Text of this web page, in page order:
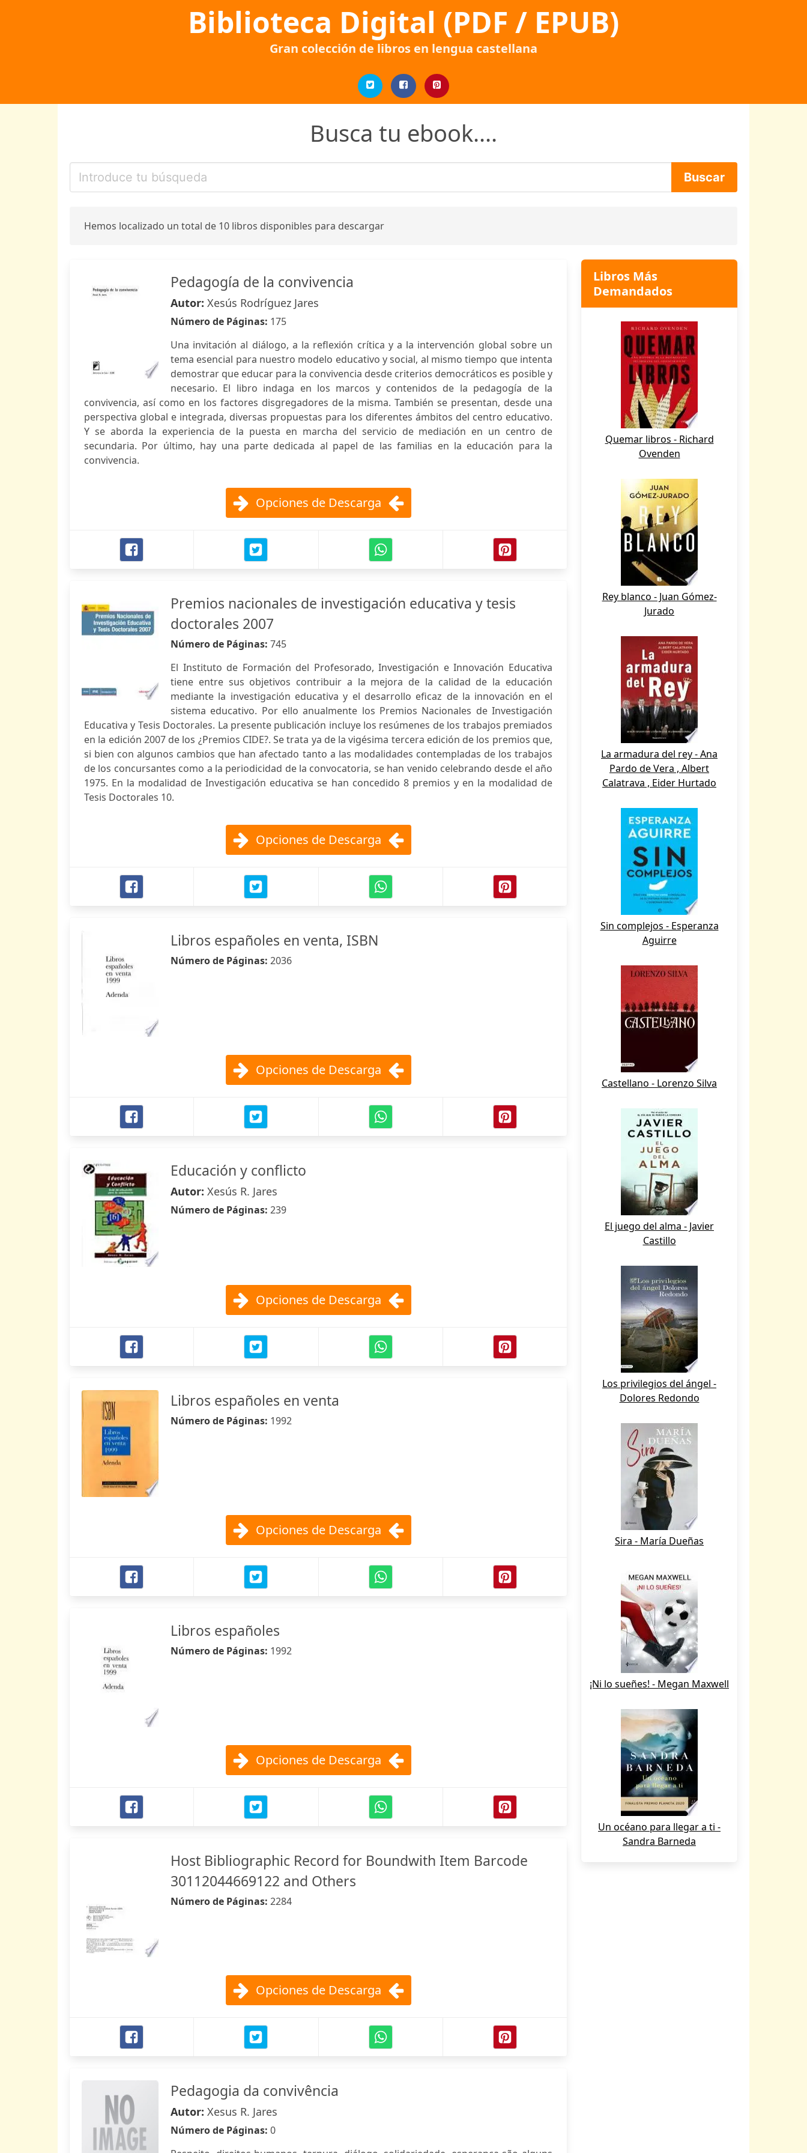
Biblioteca Digital (PDF / EPUB)
Gran colección de libros en lengua castellana
Busca tu ebook....
Hemos localizado un total de 10 libros disponibles para descargar
Pedagogía de la convivencia
Autor: Xesús Rodríguez Jares
Número de Páginas: 175
Una invitación al diálogo, a la reflexión crítica y a la intervención global sobre un
tema esencial para nuestro modelo educativo y social, al mismo tiempo que intenta
demostrar que educar para la convivencia desde criterios democráticos es posible y
necesario. El libro indaga en los marcos y contenidos de la pedagogía de la
convivencia, así como en los factores disgregadores de la misma. También se presentan, desde una
perspectiva global e integrada, diversas propuestas para los diferentes ámbitos del centro educativo.
Y se aborda la experiencia de la puesta en marcha del servicio de mediación en un centro de
secundaria. Por último, hay una parte dedicada al papel de las familias en la educación para la
convivencia.
Opciones de Descarga
Premios nacionales de investigación educativa y tesis
doctorales 2007
Número de Páginas: 745
El Instituto de Formación del Profesorado, Investigación e Innovación Educativa
tiene entre sus objetivos contribuir a la mejora de la calidad de la educación
mediante la investigación educativa y el desarrollo eficaz de la innovación en el
sistema educativo. Por ello anualmente los Premios Nacionales de Investigación
Educativa y Tesis Doctorales. La presente publicación incluye los resúmenes de los trabajos premiados
en la edición 2007 de los ¿Premios CIDE?. Se trata ya de la vigésima tercera edición de los premios que,
si bien con algunos cambios que han afectado tanto a las modalidades contempladas de los trabajos
de los concursantes como a la periodicidad de la convocatoria, se han venido celebrando desde el año
1975. En la modalidad de Investigación educativa se han concedido 8 premios y en la modalidad de
Tesis Doctorales 10.
Opciones de Descarga
Libros españoles en venta, ISBN
Número de Páginas: 2036
Opciones de Descarga
Educación y conflicto
Autor: Xesús R. Jares
Número de Páginas: 239
Opciones de Descarga
Libros españoles en venta
Número de Páginas: 1992
Opciones de Descarga
Libros españoles
Número de Páginas: 1992
Opciones de Descarga
Host Bibliographic Record for Boundwith Item Barcode
30112044669122 and Others
Número de Páginas: 2284
Opciones de Descarga
Pedagogia da convivência
Autor: Xesus R. Jares
Número de Páginas: 0
Libros Más
Demandados
Quemar libros - Richard
Ovenden
Rey blanco - Juan Gómez-
Jurado
La armadura del rey - Ana
Pardo de Vera , Albert
Calatrava , Eider Hurtado
Sin complejos - Esperanza
Aguirre
Castellano - Lorenzo Silva
El juego del alma - Javier
Castillo
Los privilegios del ángel -
Dolores Redondo
Sira - María Dueñas
¡Ni lo sueñes! - Megan Maxwell
Un océano para llegar a ti -
Sandra Barneda